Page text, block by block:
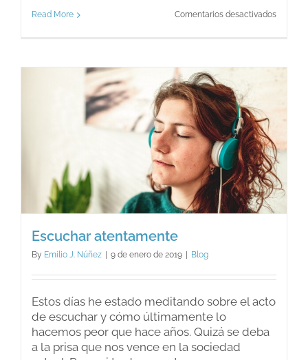
Read More Comentarios desactivadosen
Escuchar atentamente
By Emilio J. Núñez 9 de enero de 2019 Blog
Estos días he estado meditando sobre el acto
de escuchar y cómo últimamente lo
hacemos peor que hace años. Quizá se deba
a la prisa que nos vence en la sociedad